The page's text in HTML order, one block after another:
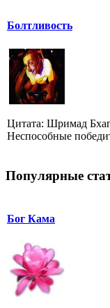
Болтливость
Цитата: Шримад
Неспособные
Популярные
Бог Кама